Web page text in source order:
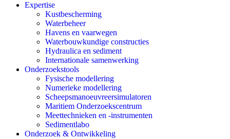
Expertise
Kustbescherming
Waterbeheer
Havens en vaarwegen
Waterbouwkundige constructies
Hydraulica en sediment
Internationale samenwerking
Onderzoekstools
Fysische modellering
Numerieke modellering
Scheepsmanoeuvreersimulatoren
Maritiem Onderzoekscentrum
Meettechnieken en -instrumenten
Sedimentlabo
Onderzoek & Ontwikkeling